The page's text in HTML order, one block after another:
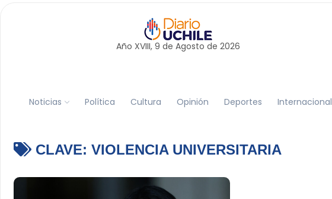
Año XVIII, 9 de Agosto de 2026
Noticias Política Cultura Opinión Deportes Internacional
CLAVE: VIOLENCIA UNIVERSITARIA